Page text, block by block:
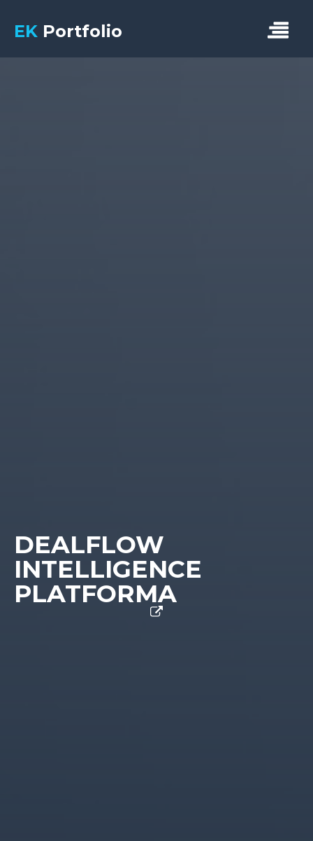
EK Portfolio
DEALFLOW
INTELLIGENCE
PLATFORMA